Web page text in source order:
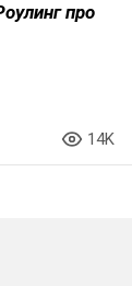
про
14K